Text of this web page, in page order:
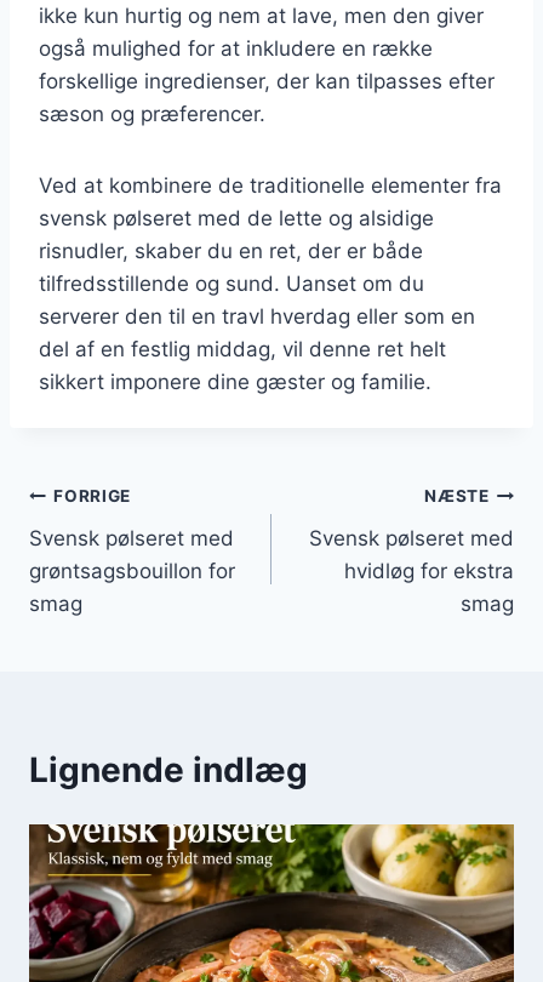
ikke kun hurtig og nem at lave, men den giver
også mulighed for at inkludere en række
forskellige ingredienser, der kan tilpasses efter
sæson og præferencer.
Ved at kombinere de traditionelle elementer fra
svensk pølseret med de lette og alsidige
risnudler, skaber du en ret, der er både
tilfredsstillende og sund. Uanset om du
serverer den til en travl hverdag eller som en
del af en festlig middag, vil denne ret helt
sikkert imponere dine gæster og familie.
Indlægsnavigation
FORRIGE
Svensk pølseret med
grøntsagsbouillon for
smag
NÆSTE
Svensk pølseret med
hvidløg for ekstra
smag
Lignende indlæg